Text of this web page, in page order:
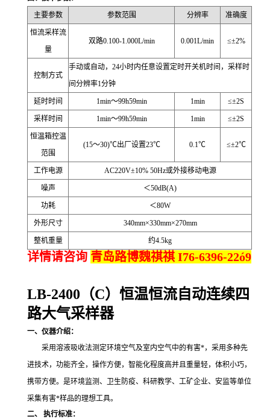
主要参数
参数范围 分辨率 准确度
恒流采样流
量
双路0.100-1.000L/min 0.001L/min ≤±2%
控制方式
手动或自动，24小时内任意设置定时开关机时间，采样时
间分辨率1分钟
延时时间 1min～99h59min 1min ≤±2S
采样时间 1min～99h59min 1min ≤±2S
恒温箱控温
范围
(15～30)℃出厂设置23℃ 0.1℃ ≤±2℃
工作电源 AC220V±10% 50Hz或外接移动电源
噪声 ＜50dB(A)
功耗 ＜80W
外形尺寸 340mm×330mm×270mm
整机重量 约4.5kg
详情请咨询 青岛路博魏祺祺 I76-6396-22ó9
LB-2400（C）恒温恒流自动连续四
路大气采样器
一、仪器介绍：
采用溶液吸收法测定环境空气及室内空气中的有害*，采用多种先
进技术，功能齐全，操作方便，智能化程度高并且重量轻，体积小巧，
携带方便。是环境监测、卫生防疫、科研教学、工矿企业、安监等单位
采集有害*样品的理想工具。
二、 执行标准：